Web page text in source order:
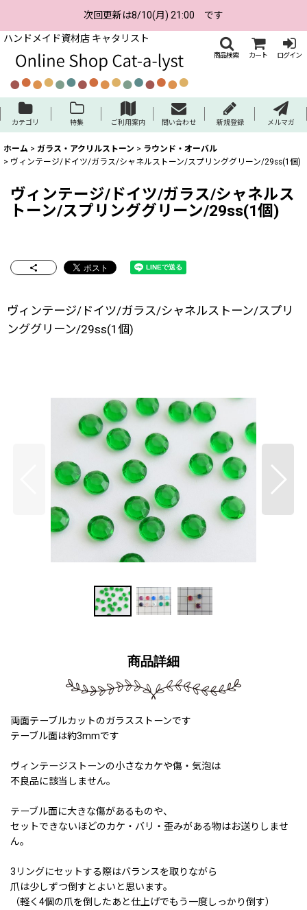
次回更新は8/10(月) 21:00 です
ハンドメイド資材店 キャタリスト
商品検索 カート ログイン
カテゴリ 特集 ご利用案内 問い合わせ 新規登録 メルマガ
ホーム > ガラス・アクリルストーン > ラウンド・オーバル
> ヴィンテージ/ドイツ/ガラス/シャネルストーン/スプリンググリーン/29ss(1個)
ヴィンテージ/ドイツ/ガラス/シャネルス
トーン/スプリンググリーン/29ss(1個)
ヴィンテージ/ドイツ/ガラス/シャネルストーン/スプリ
ンググリーン/29ss(1個)
商品詳細
両面テーブルカットのガラスストーンです
テーブル面は約3mmです
ヴィンテージストーンの小さなカケや傷・気泡は
不良品に該当しません。
テーブル面に大きな傷があるものや、
セットできないほどのカケ・バリ・歪みがある物はお送りしませ
ん。
3リングにセットする際はバランスを取りながら
爪は少しずつ倒すとよいと思います。
（軽く4個の爪を倒したあと仕上げでもう一度しっかり倒す）